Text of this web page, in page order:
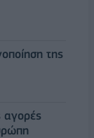
της
αγορές